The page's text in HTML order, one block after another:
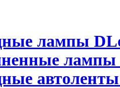
лампы